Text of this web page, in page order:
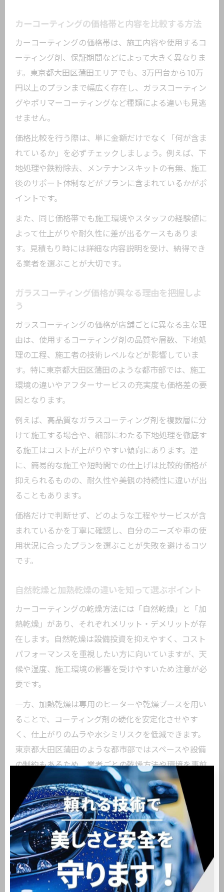
カーコーティングの価格帯と内容を比較する方法
カーコーティングの価格帯は、施工内容や使用するコ
ーティング剤、保証期間などによって大きく異なりま
す。東京都大田区蒲田エリアでも、3万円台から10万
円以上のプランまで幅広く存在し、ガラスコーティン
グやポリマーコーティングなど種類による違いも見逃
せません。
価格比較を行う際は、単に金額だけでなく「何が含ま
れているか」を必ずチェックしましょう。例えば、下
地処理や鉄粉除去、メンテナンスキットの有無、施工
後のサポート体制などがプランに含まれているかがポ
イントです。
また、同じ価格帯でも施工環境やスタッフの経験値に
よって仕上がりや耐久性に差が出るケースもありま
す。見積もり時には詳細な内容説明を受け、納得でき
る業者を選ぶことが大切です。
ガラスコーティング価格が異なる理由を把握しよ
う
ガラスコーティングの価格が店舗ごとに異なる主な理
由は、使用するコーティング剤の品質や層数、下地処
理の工程、施工者の技術レベルなどが影響していま
す。特に東京都大田区蒲田のような都市部では、施工
環境の違いやアフターサービスの充実度も価格差の要
因となります。
例えば、高品質なガラスコーティング剤を複数層に分
けて施工する場合や、細部にわたる下地処理を徹底す
る施工はコストが上がりやすい傾向にあります。逆
に、簡易的な施工や短時間での仕上げは比較的価格が
抑えられるものの、耐久性や美観の持続性に違いが出
ることもあります。
価格だけで判断せず、どのような工程やサービスが含
まれているかを丁寧に確認し、自分のニーズや車の使
用状況に合ったプランを選ぶことが失敗を避けるコツ
です。
自然乾燥と加熱乾燥の違いを知って選ぶポイント
カーコーティングの乾燥方法には「自然乾燥」と「加
熱乾燥」があり、それぞれメリット・デメリットが存
在します。自然乾燥は設備投資を抑えやすく、コスト
パフォーマンスを重視したい方に向いていますが、天
候や湿度、施工環境の影響を受けやすいため注意が必
要です。
一方、加熱乾燥は専用のヒーターや乾燥ブースを用い
ることで、コーティング剤の硬化を安定化させやす
く、仕上がりのムラや水シミリスクを低減できます。
東京都大田区蒲田のような都市部ではスペースや設備
の制約もあるため、業者ごとの乾燥方法や環境を事前
に確認しましょう。
選ぶ際は、店舗見学や施工現場の見学を依頼し、実際
の乾燥工程やスタッフの説明を受けることで、自分の
希望する仕上がりやコスト感と合致しているか判断し
ましょう。
カーコーティングで見落としがちな保証内容の確
認